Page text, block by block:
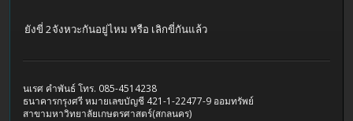
ยังขี่ 2จังหวะกันอยู่ไหม หรือ เลิกขี่กันแล้ว
นเรศ คำพันธ์ โทร. 085-4514238
ธนาคารกรุงศรี หมายเลขบัญชี 421-1-22477-9 ออมทรัพย์
สาขามหาวิทยาลัยเกษตรศาสตร์(สกลนคร)